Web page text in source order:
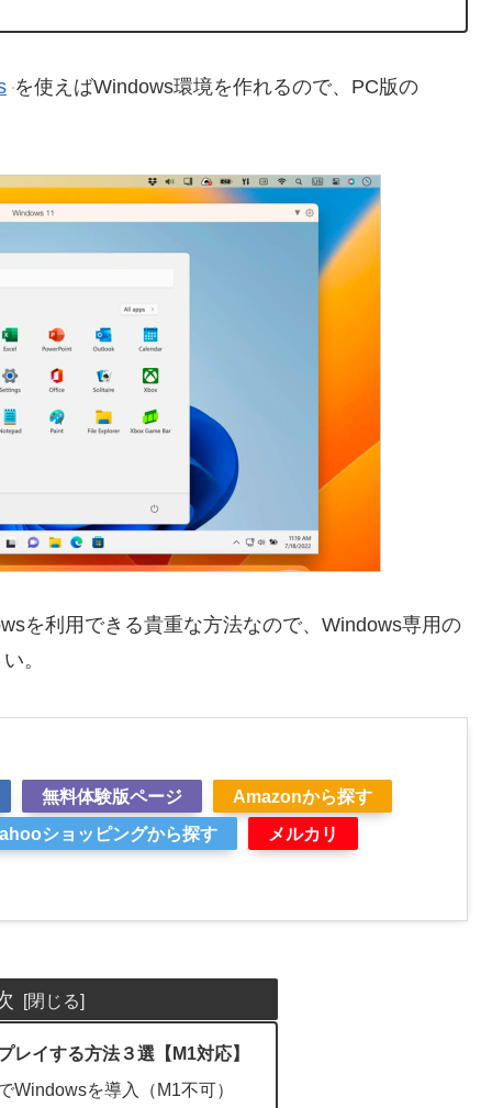
を使えばWindows環境を作れるので、PC版の
を利用できる貴重な方法なので、Windows専用の
。
無料体験版ページ
Amazonから探す
ショッピングから探す
メルカリ
レイする方法３選【M1対応】
Windowsを導入（M1不可）